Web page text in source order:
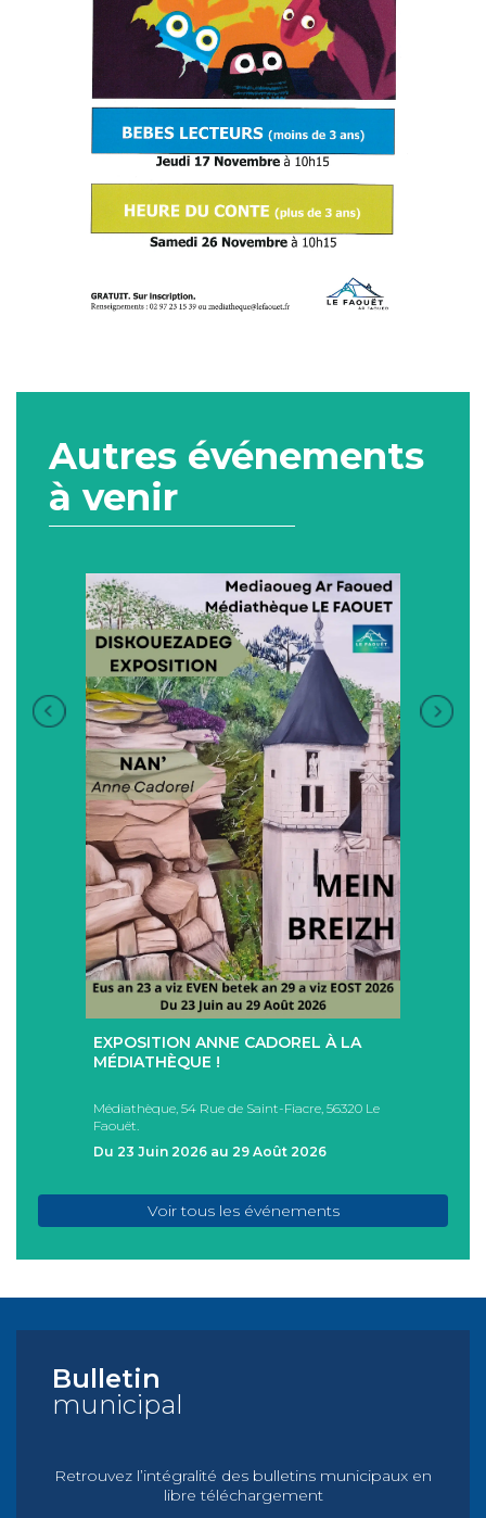
Autres événements
à venir
+
EXPOSITION ANNE CADOREL À LA
MÉDIATHÈQUE !
Médiathèque, 54 Rue de Saint-Fiacre, 56320 Le
Faouët.
Du 23 Juin 2026 au 29 Août 2026
Voir tous les événements
Bulletin
municipal
Retrouvez l’intégralité des bulletins municipaux en
libre téléchargement